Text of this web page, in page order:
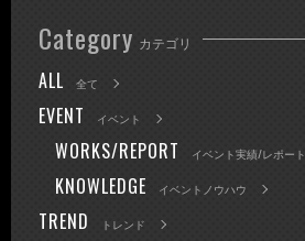
Category カテゴリ
ALL 全て
EVENT イベント
WORKS/REPORT イベント実績/レポート
KNOWLEDGE イベントノウハウ
TREND トレンド